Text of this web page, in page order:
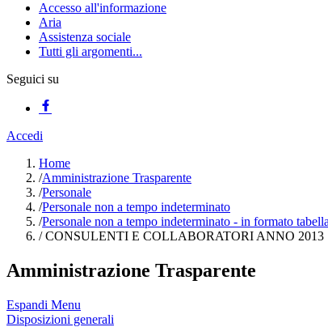
Accesso all'informazione
Aria
Assistenza sociale
Tutti gli argomenti...
Seguici su
Accedi
Home
/Amministrazione Trasparente
/Personale
/Personale non a tempo indeterminato
/Personale non a tempo indeterminato - in formato
/CONSULENTI E COLLABORATORI ANNO 2013
Amministrazione Trasparente
Espandi Menu
Disposizioni generali